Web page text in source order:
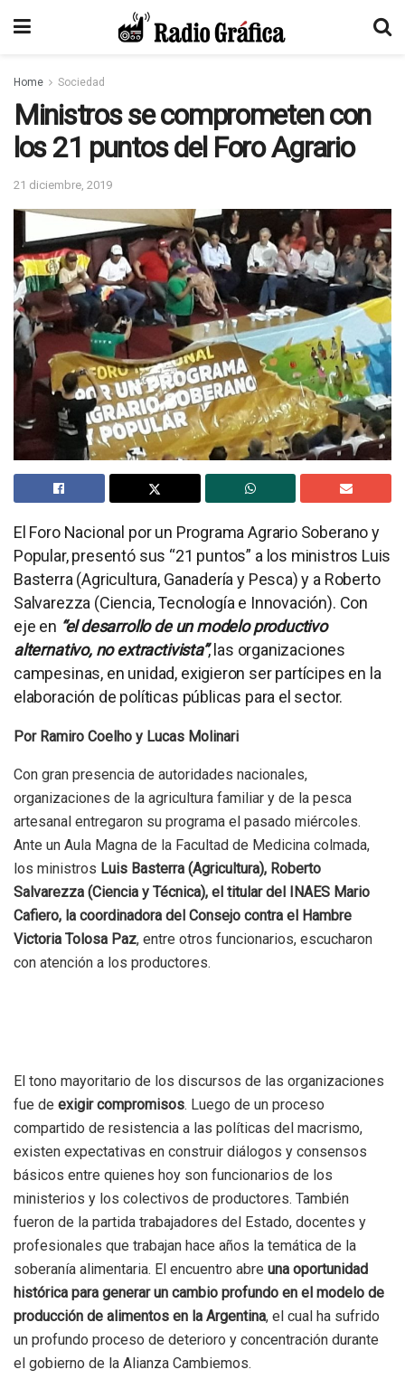
Home Sociedad
Ministros se comprometen con
los 21 puntos del Foro Agrario
21 diciembre, 2019
El Foro Nacional por un Programa Agrario Soberano y
Popular, presentó sus “21 puntos” a los ministros Luis
Basterra (Agricultura, Ganadería y Pesca) y a Roberto
Salvarezza (Ciencia, Tecnología e Innovación). Con
eje en “el desarrollo de un modelo productivo
alternativo, no extractivista”, las organizaciones
campesinas, en unidad, exigieron ser partícipes en la
elaboración de políticas públicas para el sector.
Por Ramiro Coelho y Lucas Molinari
Con gran presencia de autoridades nacionales,
organizaciones de la agricultura familiar y de la pesca
artesanal entregaron su programa el pasado miércoles.
Ante un Aula Magna de la Facultad de Medicina colmada,
los ministros Luis Basterra (Agricultura), Roberto
Salvarezza (Ciencia y Técnica), el titular del INAES Mario
Cafiero, la coordinadora del Consejo contra el Hambre
Victoria Tolosa Paz, entre otros funcionarios, escucharon
con atención a los productores.
El tono mayoritario de los discursos de las organizaciones
fue de exigir compromisos. Luego de un proceso
compartido de resistencia a las políticas del macrismo,
existen expectativas en construir diálogos y consensos
básicos entre quienes hoy son funcionarios de los
ministerios y los colectivos de productores. También
fueron de la partida trabajadores del Estado, docentes y
profesionales que trabajan hace años la temática de la
soberanía alimentaria. El encuentro abre una oportunidad
histórica para generar un cambio profundo en el modelo de
producción de alimentos en la Argentina, el cual ha sufrido
un profundo proceso de deterioro y concentración durante
el gobierno de la Alianza Cambiemos.